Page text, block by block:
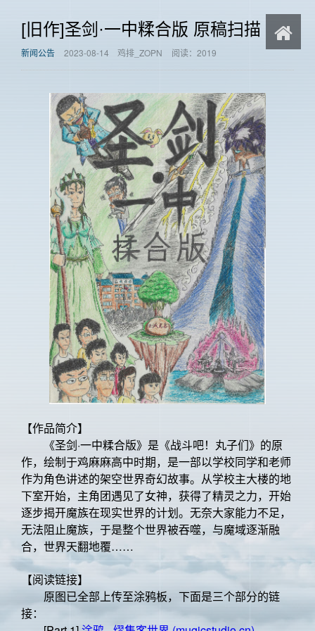
[旧作]圣剑·一中糅合版 原稿扫描
新闻公告 2023-08-14 鸡排_ZOPN 阅读：2019
【作品简介】
《圣剑·一中糅合版》是《战斗吧！丸子们》的原
作，绘制于鸡麻麻高中时期，是一部以学校同学和老师
作为角色讲述的架空世界奇幻故事。从学校主大楼的地
下室开始，主角团遇见了女神，获得了精灵之力，开始
逐步揭开魔族在现实世界的计划。无奈大家能力不足，
无法阻止魔族，于是整个世界被吞噬，与魔域逐渐融
合，世界天翻地覆……
【阅读链接】
原图已全部上传至涂鸦板，下面是三个部分的链
接：